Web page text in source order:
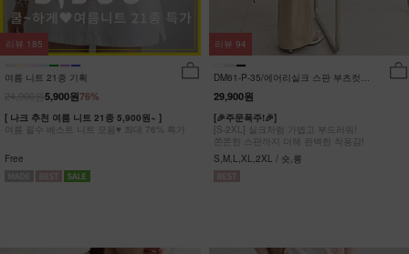
여름 니트 21종 기획
76%
5,900원
[ 나크 추천 여름 니트 21종 5,900원~ ]
여름 필수 베스트 니트 모음♥ 최대 76% 특가
Free
리뷰 185
DM61-P-35/에어리실크 스판 부츠컷팬
츠_DY
29,900원
[🎉주문폭주!🎉]
[S-2XL] 실크처럼 가볍고 부드러워!
쫀쫀한 스판까지 더해 완벽한 착용감!
S,M,L,XL,2XL / 숏,롱
리뷰 94